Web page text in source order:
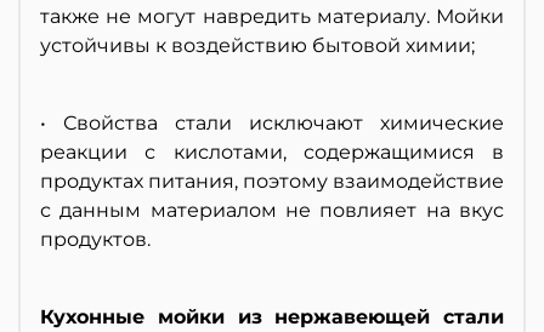
также не могут навредить материалу. Мойки
устойчивы к воздействию бытовой химии;
• Свойства стали исключают химические
реакции с кислотами, содержащимися в
продуктах питания, поэтому взаимодействие
с данным материалом не повлияет на вкус
продуктов.
Кухонные мойки из нержавеющей стали